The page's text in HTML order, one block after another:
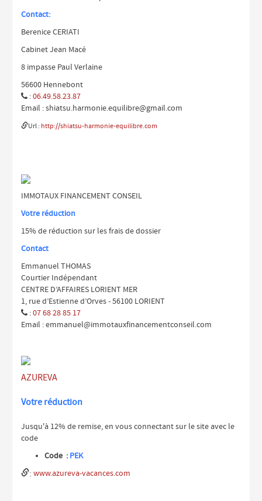
Contact:
Berenice CERIATI
Cabinet Jean Macé
8 impasse Paul Verlaine
56600 Hennebont
 :06.49.58.23.87
Email :shiatsu.harmonie.equilibre@gmail.com
Url : http://shiatsu-harmonie-equilibre.com
IMMOTAUX FINANCEMENT CONSEIL
Votre réduction
15% de réduction sur les frais de dossier
Contact
Emmanuel THOMAS
Courtier Indépendant
CENTRE D’AFFAIRES LORIENT MER
1, rue d’Estienne d’Orves - 56100 LORIENT
 :07 68 28 85 17
Email : emmanuel@immotauxfinancementconseil.com
AZUREVA
Votre réduction
Jusqu'à 12% de remise, en vous connectant sur le site avec le
code
Code : PEK
: www.azureva-vacances.com